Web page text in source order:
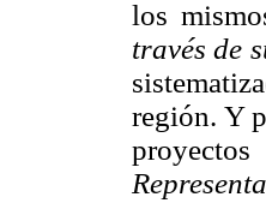
los
través de
región. Y